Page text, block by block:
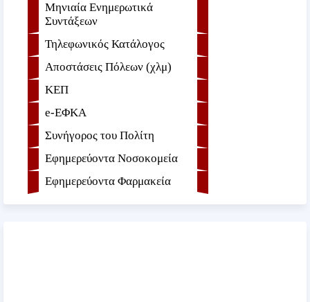
Μηνιαία Ενημερωτικά
Συντάξεων
Τηλεφωνικός Κατάλογος
Αποστάσεις Πόλεων (χλμ)
ΚΕΠ
e-ΕΦKA
Συνήγορος του Πολίτη
Εφημερεύοντα Νοσοκομεία
Εφημερεύοντα Φαρμακεία